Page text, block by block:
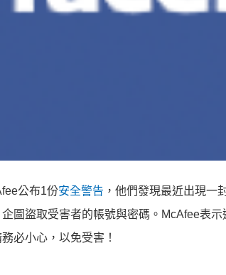
公布1份安全警告 ，他們發現最近出現一
圖盜取受害者的帳號與密碼。McAfee表
必小心，以免受害！